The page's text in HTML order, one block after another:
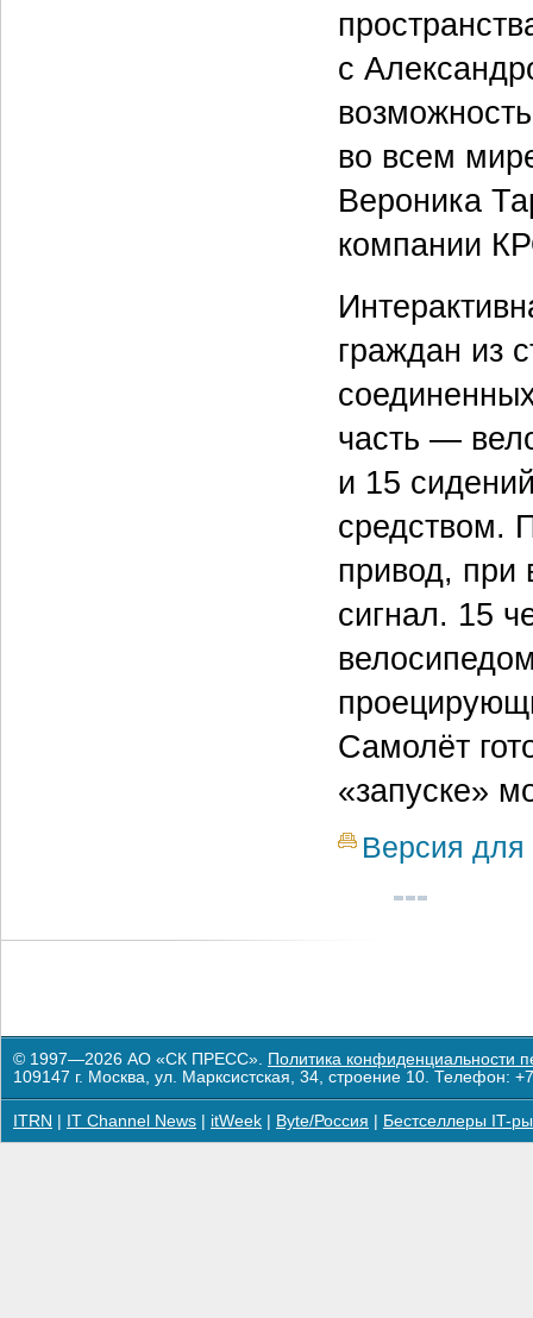
с
во всем
Вероника
компании
граждан из
часть —
и 15
средством.
привод, при
сигнал. 15
Самолёт
«запуске»
Версия для
© 1997—2026 АО «СК ПРЕСС». Политика конфиденциальности
109147 г. Москва, ул. Марксистская, 34, строение 10. Телефон:
ITRN IT Channel News itWeek Byte/Россия Бестселлеры IT-